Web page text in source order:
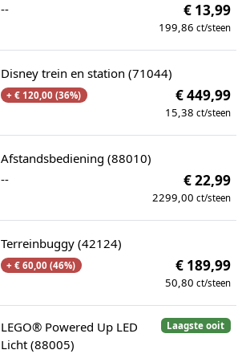
--
€ 13,99
199,86 ct/steen
Disney trein en station (71044)
+ € 120,00 (36%) € 449,99
15,38 ct/steen
Afstandsbediening (88010)
--
€ 22,99
2299,00 ct/steen
Terreinbuggy (42124)
+ € 60,00 (46%) € 189,99
50,80 ct/steen
Laagste ooit
LEGO® Powered Up LED
Licht (88005)